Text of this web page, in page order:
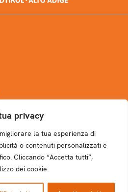
privacy
la tua esperienza di
o contenuti personalizzati e
Cliccando “Accetta tutti”,
dei cookie.